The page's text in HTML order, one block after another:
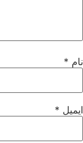
نام *
ایمیل *